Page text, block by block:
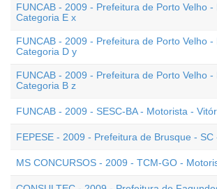
FUNCAB - 2009 - Prefeitura de Porto Velho
Categoria E x
FUNCAB - 2009 - Prefeitura de Porto Velho
Categoria D y
FUNCAB - 2009 - Prefeitura de Porto Velho
Categoria B z
FUNCAB - 2009 - SESC-BA - Motorista -
FEPESE - 2009 - Prefeitura de Brusque - SC
MS CONCURSOS - 2009 - TCM-GO -